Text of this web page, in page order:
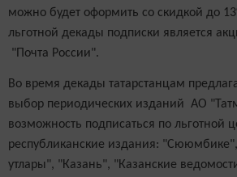
можно будет оформить со скидкой до
льготной декады подписки является
"Почта России".
Во время декады татарстанцам
выбор периодических изданий АО
возможность подписаться по льготной
республиканские издания:
утлары", "Казань", "Казанские